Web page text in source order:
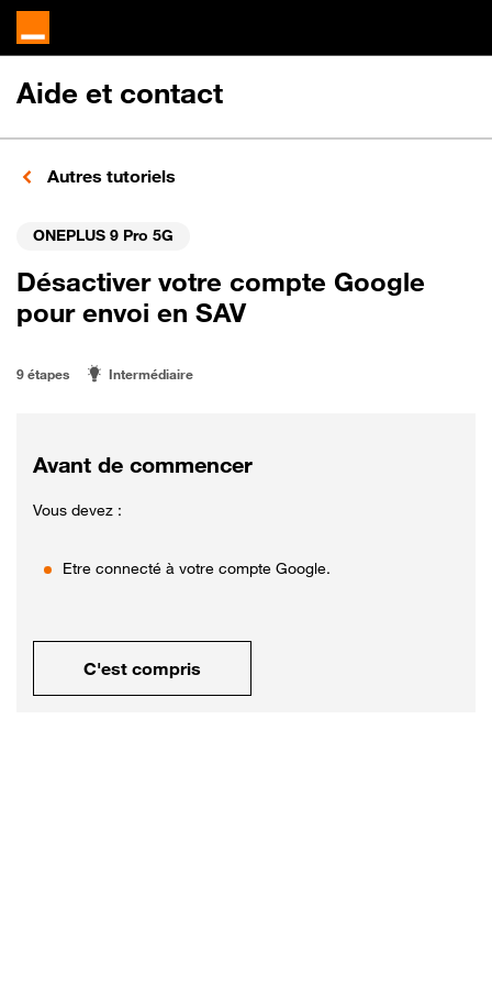
Aide et contact
Autres tutoriels
ONEPLUS 9 Pro 5G
Désactiver votre compte Google
pour envoi en SAV
9 étapes Intermédiaire
Avant de commencer
Vous devez :
Etre connecté à votre compte Google.
C'est compris